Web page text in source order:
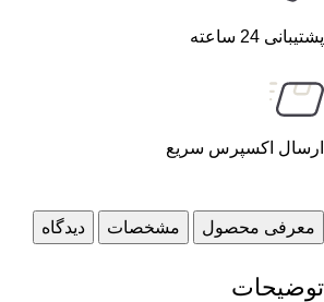
پشتیبانی 24 ساعته
ارسال اکسپرس سریع
معرفی محصول مشخصات دیدگاه
توضیحات